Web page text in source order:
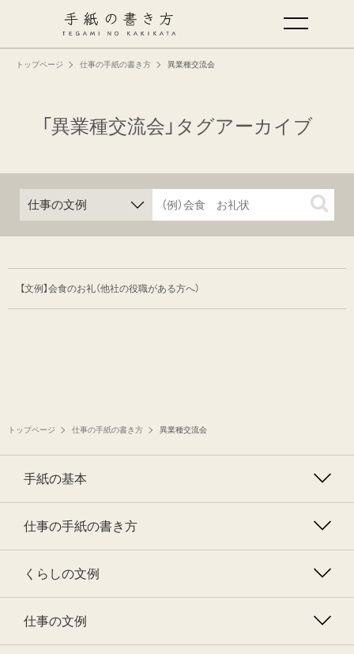
トップページ 仕事の手紙の書き方 異業種交流会
「異業種交流会」タグアーカイブ
【文例】会食のお礼（他社の役職がある方へ）
トップページ 仕事の手紙の書き方 異業種交流会
手紙の基本
仕事の手紙の書き方
くらしの文例
仕事の文例
手紙の基本
仕事の手紙の書き方
特集
ミドリオフィシャルサイト